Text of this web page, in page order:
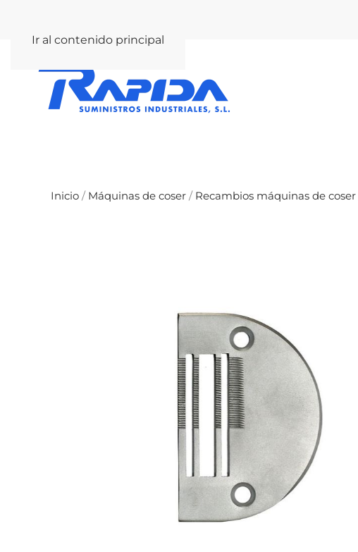
Ir al contenido principal
Inicio / Máquinas de coser / Recambios máquinas de coser